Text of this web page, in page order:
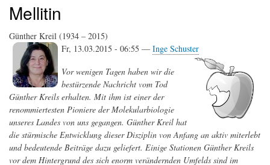
Mellitin
Günther Kreil (1934 – 2015)
Fr, 13.03.2015 - 06:55 — Inge Schuster
Vor wenigen Tagen haben wir die
bestürzende Nachricht vom Tod
Günther Kreils erhalten. Mit ihm ist einer der
renommiertesten Pioniere der Molekularbiologie
unseres Landes von uns gegangen. Günther Kreil hat
die stürmische Entwicklung dieser Disziplin von Anfang an aktiv miterlebt
und bedeutende Beiträge dazu geliefert. Einige Stationen Günther Kreils
vor dem Hintergrund des sich enorm verändernden Umfelds sind im